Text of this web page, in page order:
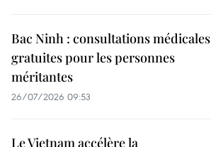
Bac Ninh : consultations médicales
gratuites pour les personnes
méritantes
26/07/2026 09:53
Le Vietnam accélère la